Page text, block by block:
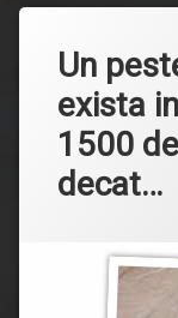
Retete
Un
exista
1500
decat…